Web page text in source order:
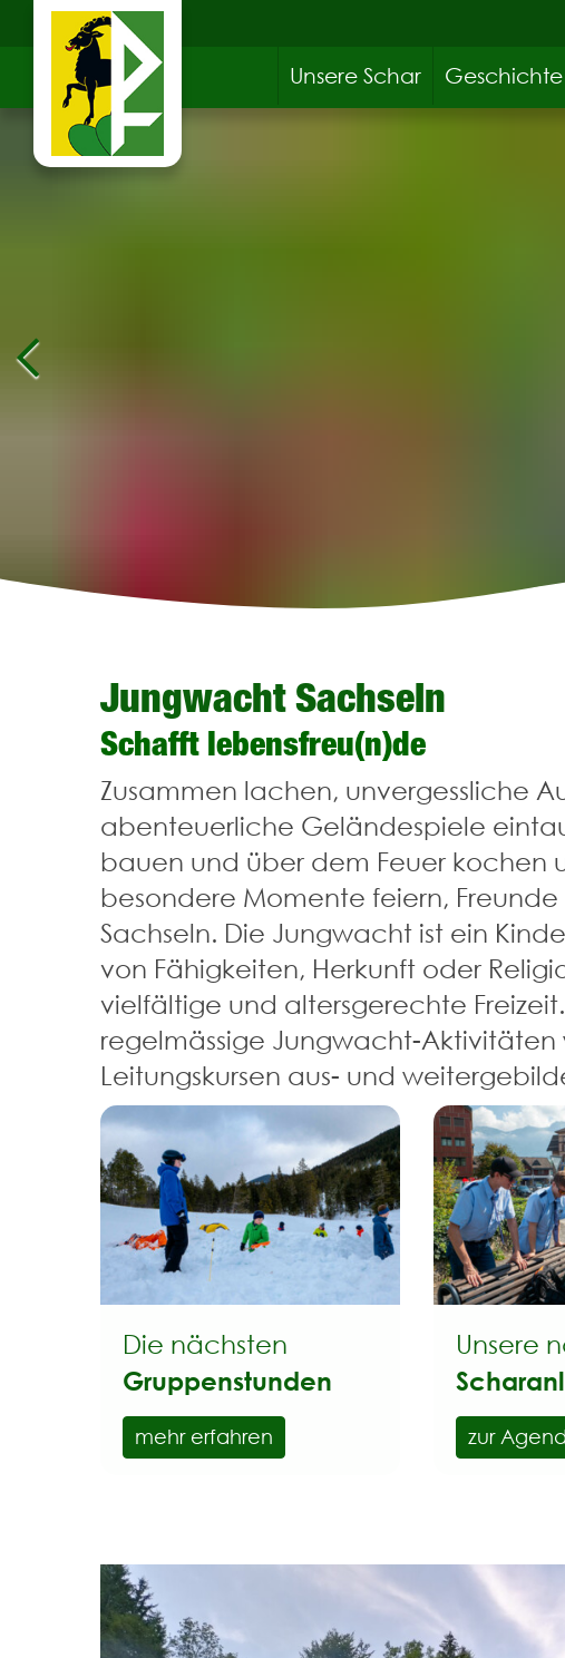
Unsere Schar Geschichte
Jungwacht Sachseln
Schafft lebensfreu(n)de
Zusammen lachen, unvergessliche
abenteuerliche Geländespiele
bauen und über dem Feuer kochen
besondere Momente feiern,
Sachseln. Die Jungwacht ist ein
von Fähigkeiten, Herkunft oder
vielfältige und altersgerechte
regelmässige Jungwacht-Aktivitäten
Leitungskursen aus- und
Die nächsten
Gruppenstunden
mehr erfahren
Unsere
zur